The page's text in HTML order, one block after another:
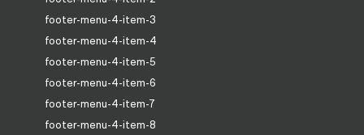
footer-menu-4-item-3
footer-menu-4-item-4
footer-menu-4-item-5
footer-menu-4-item-6
footer-menu-4-item-7
footer-menu-4-item-8